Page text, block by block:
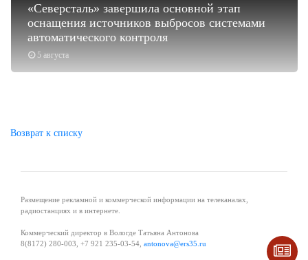
5 августа
«Северсталь» завершила основной этап
оснащения источников выбросов системами
автоматического контроля
Возврат к списку
Размещение рекламной и коммерческой информации на телеканалах,
радиостанциях и в интернете.
Коммерческий директор в Вологде Татьяна Антонова
8(8172) 280-003, +7 921 235-03-54, antonova@ers35.ru